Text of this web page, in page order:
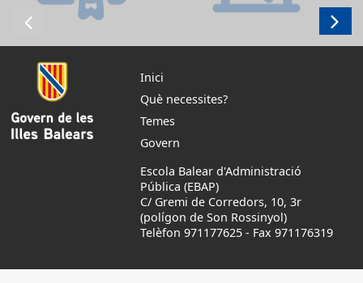
Inici
Què necessites?
Temes
Govern
Escola Balear d'Administració
Pública (EBAP)
C/ Gremi de Corredors, 10, 3r
(polígon de Son Rossinyol)
Telèfon 971177625 - Fax 971176319